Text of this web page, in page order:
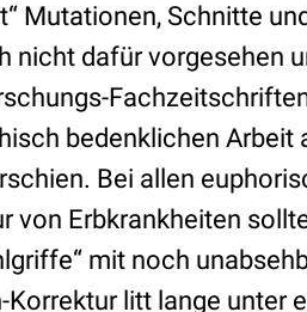
Mutationen, Schnitte
nicht dafür vorgesehen
bedenklichen Arbeit
Bei allen
von Erbkrankheiten
mit noch
Korrektur litt lange unter